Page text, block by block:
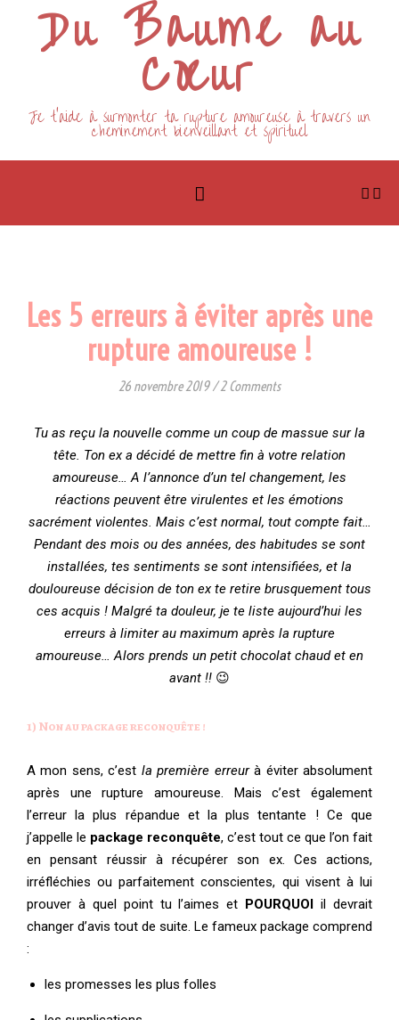
Du Baume au
Cœur
Je t'aide à surmonter ta rupture amoureuse à travers un
cheminement bienveillant et spirituel
Les 5 erreurs à éviter après une
rupture amoureuse !
26 novembre 2019 / 2 Comments
Tu as reçu la nouvelle comme un coup de massue sur la
tête. Ton ex a décidé de mettre fin à votre relation
amoureuse… A l’annonce d’un tel changement, les
réactions peuvent être virulentes et les émotions
sacrément violentes. Mais c’est normal, tout compte fait…
Pendant des mois ou des années, des habitudes se sont
installées, tes sentiments se sont intensifiées, et la
douloureuse décision de ton ex te retire brusquement tous
ces acquis ! Malgré ta douleur, je te liste aujourd’hui les
erreurs à limiter au maximum après la rupture
amoureuse… Alors prends un petit chocolat chaud et en
avant !! 😉
1) Non au package reconquête !
A mon sens, c’est la première erreurà éviter absolument
après une rupture amoureuse. Mais c’est également
l’erreur la plus répandue et la plus tentante ! Ce que
j’appelle le package reconquête, c’est tout ce que l’on fait
en pensant réussir à récupérer son ex. Ces actions,
irréfléchies ou parfaitement conscientes, qui visent à lui
prouver à quel point tu l’aimes et POURQUOI il devrait
changer d’avis tout de suite. Le fameux package comprend
:
les promesses les plus folles